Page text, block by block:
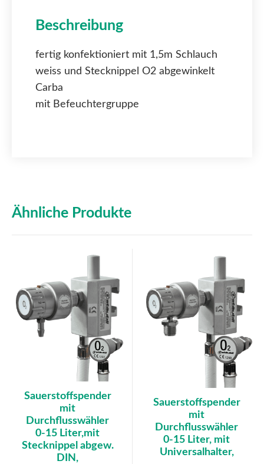
Beschreibung
fertig konfektioniert mit 1,5m Schlauch
weiss und Stecknippel O2 abgewinkelt
Carba
mit Befeuchtergruppe
Ähnliche Produkte
Sauerstoffspender
mit
Durchflusswähler
0-15 Liter,mit
Stecknippel abgew.
DIN,
Sauerstoffspender
mit
Durchflusswähler
0-15 Liter, mit
Universalhalter,